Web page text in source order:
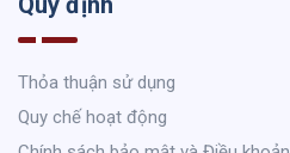
Thỏa thuận sử dụng
Quy chế hoạt động